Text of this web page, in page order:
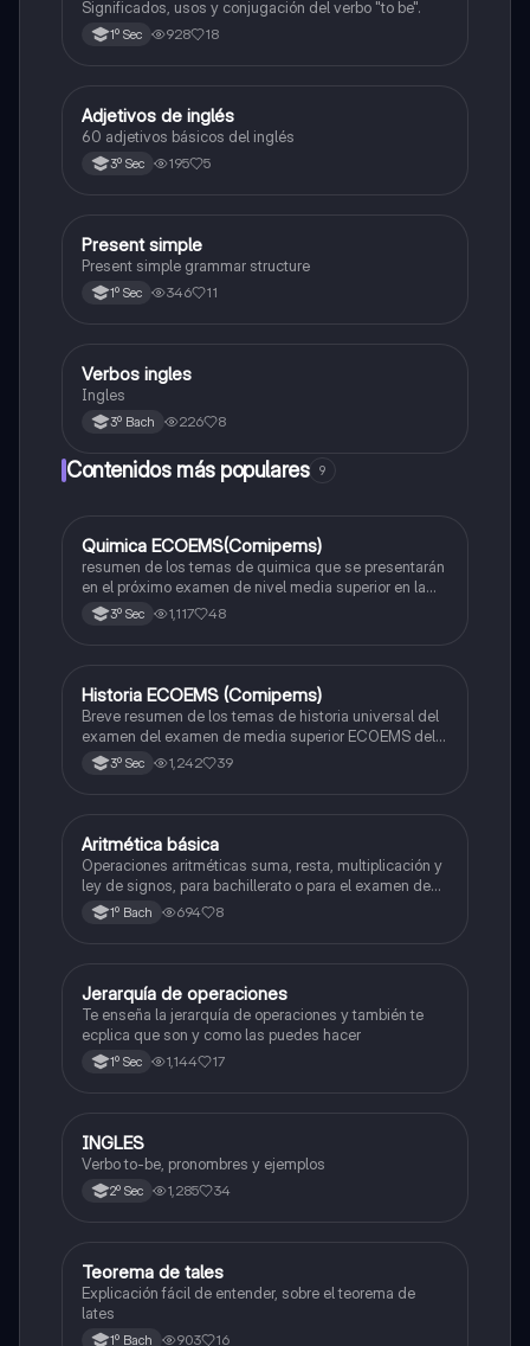
Significados, usos y conjugación del verbo "to be".
1º Sec 928 18
Inglés
Adjetivos de inglés
60 adjetivos básicos del inglés
3º Sec 195 5
Inglés
Present simple
Present simple grammar structure
1º Sec 346 11
Inglés
Verbos ingles
Ingles
3º Bach 226 8
Contenidos más populares 9
Química
Quimica ECOEMS(Comipems)
resumen de los temas de quimica que se presentarán
en el próximo examen de nivel media superior en la
zona metropolitana de el valle de México
3º Sec 1,117 48
Historia
Historia ECOEMS (Comipems)
Breve resumen de los temas de historia universal del
examen del examen de media superior ECOEMS del
valle de México
3º Sec 1,242 39
Matemáticas
Aritmética básica
Operaciones aritméticas suma, resta, multiplicación y
ley de signos, para bachillerato o para el examen de
admisión a la universidad
1º Bach 694 8
Matemáticas
Jerarquía de operaciones
Te enseña la jerarquía de operaciones y también te
ecplica que son y como las puedes hacer
1º Sec 1,144 17
Inglés
INGLES
Verbo to-be, pronombres y ejemplos
2º Sec 1,285 34
Matemáticas
Teorema de tales
Explicación fácil de entender, sobre el teorema de
lates
1º Bach 903 16